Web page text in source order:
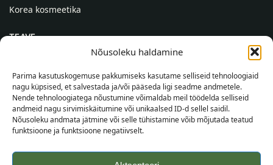
Nõusoleku haldamine
Parima kasutuskogemuse pakkumiseks kasutame selliseid tehnoloogiaid
nagu küpsised, et salvestada ja/või pääseda ligi seadme andmetele.
Nende tehnoloogiatega nõustumine võimaldab meil töödelda selliseid
andmeid nagu sirvimiskäitumine või unikaalsed ID-d sellel saidil.
Nõusoleku andmata jätmine või selle tühistamine võib mõjutada teatud
funktsioone ja funktsioone negatiivselt.
Korea kosmeetika
TEAVE
Kontaktid
Abi
TEAVE OSTJALE
Tarnetingimused
Tingimused